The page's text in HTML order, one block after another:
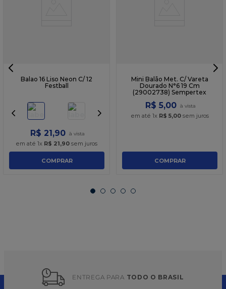
Balao 16 Liso Neon C/ 12
Festball
R$ 21 ,90
em até 1x R$ 21,90 sem juros
COMPRAR
Mini Balão Met. C/ Vareta
Dourado N°6 19 Cm
(29002738) Sempertex
R$ 5,00
em até 1x R$ 5,00sem juros
COMPRAR
ENTREGA PARA TODO O BRASIL